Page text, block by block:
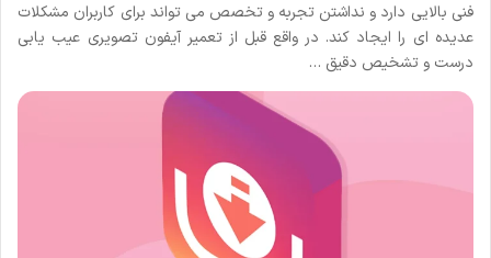
فنی بالایی دارد و نداشتن تجربه و تخصص می‌ تواند برای کاربران مشکلات
عدیده ای را ایجاد کند. در واقع قبل از تعمیر آیفون تصویری عیب یابی
درست و تشخیص دقیق …